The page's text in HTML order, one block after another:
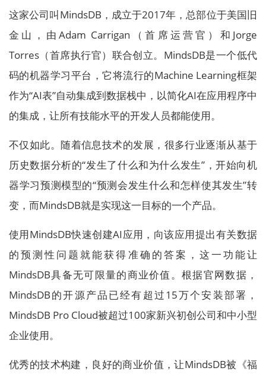
这家公司叫MindsDB，成立于2017年，总部位于美国旧
金山，由Adam Carrigan（首席运营官）和Jorge
Torres（首席执行官）联合创立。MindsDB是一个低代
码的机器学习平台，它将流行的Machine Learning框架
作为“AI表”自动集成到数据栈中，以简化AI在应用程序中
的集成，让所有技能水平的开发人员都能使用。
不仅如此。随着信息技术的发展，很多行业逐渐从基于
历史数据分析的“发生了什么和为什么发生”，开始向机
器学习预测模型的“预测会发生什么和怎样使其发生”转
变，而MindsDB就是实现这一目标的一个产品。
使用MindsDB快速创建AI应用，向该应用提出有关数据
的预测性问题就能获得准确的答案，这一功能让
MindsDB具备无可限量的商业价值。根据官网数据，
MindsDB的开源产品已经有超过15万个安装部署，
MindsDB Pro Cloud被超过100家新兴初创公司和中小型
企业使用。
优秀的技术构建，良好的商业价值，让MindsDB被《福